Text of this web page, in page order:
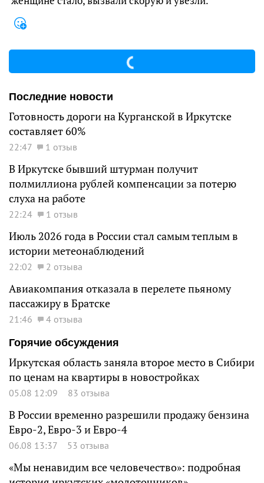
Последние новости
Готовность дороги на Курганской в Иркутске
составляет 60%
22:47 1 отзыв
В Иркутске бывший штурман получит
полмиллиона рублей компенсации за потерю
слуха на работе
22:24 1 отзыв
Июль 2026 года в России стал самым теплым в
истории метеонаблюдений
22:02 2 отзыва
Авиакомпания отказала в перелете пьяному
пассажиру в Братске
21:46
4 отзыва
Горячие обсуждения
Иркутская область заняла второе место в Сибири
по ценам на квартиры в новостройках
05.08 12:09 83 отзыва
В России временно разрешили продажу бензина
Евро-2, Евро-3 и Евро-4
06.08 13:37 53 отзыва
«Мы ненавидим все человечество»: подробная